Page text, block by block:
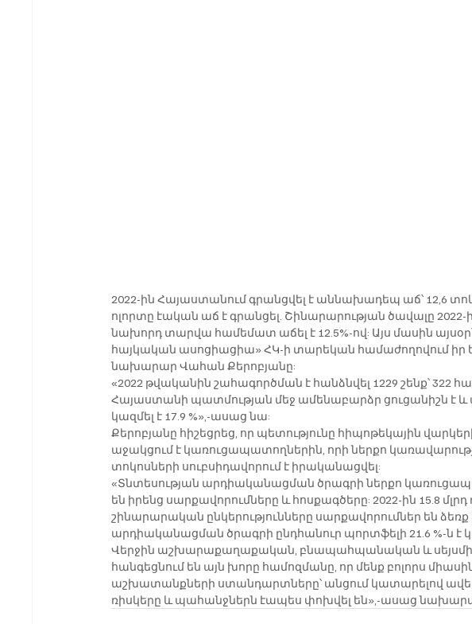
2022-ին Հայաստանում գրանցվել է աննախադեպ աճ՝ 12,6
ոլորտը էական աճ է գրանցել. Շինարարության ծավալը 2022-
նախորդ տարվա համեմատ աճել է 12.5%-ով: Այս մասին
հայկական ասոցիացիա» ՀԿ-ի տարեկան համաժողովում իր
նախարար Վահան Քերոբյանը:
«2022 թվականին շահագործման է հանձնվել 1229 շենք՝ 322
Հայաստանի պատմության մեջ ամենաբարձր ցուցանիշն
կազմել է 17.9 %»,-ասաց նա:
Քերոբյանը հիշեցրեց, որ պետությունը հիպոթեկային
աջակցում է կառուցապատողներին, որի ներքո
տոկոսների սուբսիդավորում է իրականացվել:
«Տնտեսության արդիականացման ծրագրի ներքո
են իրենց սարքավորումները և հոսքագծերը: 2022-ին 15.8
շինարարական ընկերությունները սարքավորումներ են ձեռք
արդիականացման ծրագրի ընդհանուր պորտֆելի 21.6 %-ն է
Վերջին աշխարաքաղաքական, բնապահպանական և սեյսմիկ
հանգեցնում են այն խորը համոզմանը, որ մենք բոլորս
աշխատանքների ստանդարտները՝ անցում կատարելով
ռիսկերը և պահանջներն էապես փոխվել են»,-ասաց